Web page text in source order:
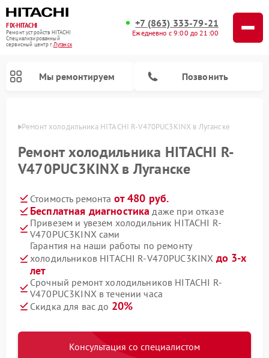
FIX-HITACHI
Ремонт устройств HITACHI
Специализированный
cервисный центр г.Луганск
+7 (863) 333-79-21
Ежедневно с 9:00 до 21:00
Мы ремонтируем Позвонить
Ремонт холодильника HITACHI R-V470PUC3KINX в Луганске
Ремонт холодильника HITACHI R-
V470PUC3KINX в Луганске
Стоимость ремонта от 480 руб.
Бесплатная диагностика даже при отказе
Привезем и увезем холодильник HITACHI R-
V470PUC3KINX сами
Гарантия на наши работы по ремонту
холодильников HITACHI R-V470PUC3KINX до 3-х
лет
Срочный ремонт холодильников HITACHI R-
V470PUC3KINX в течении часа
Скидка для вас до 20%
Консультация со специалистом